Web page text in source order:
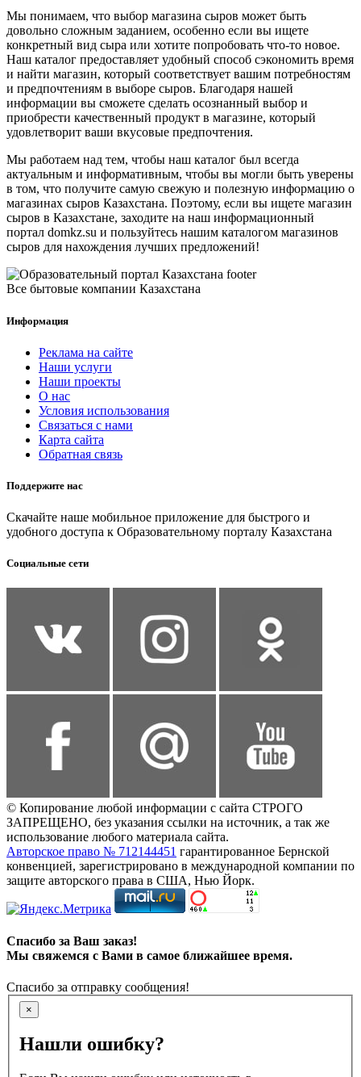
Мы понимаем, что выбор магазина сыров может быть
довольно сложным заданием, особенно если вы ищете
конкретный вид сыра или хотите попробовать что-то новое.
Наш каталог предоставляет удобный способ сэкономить время
и найти магазин, который соответствует вашим потребностям
и предпочтениям в выборе сыров. Благодаря нашей
информации вы сможете сделать осознанный выбор и
приобрести качественный продукт в магазине, который
удовлетворит ваши вкусовые предпочтения.
Мы работаем над тем, чтобы наш каталог был всегда
актуальным и информативным, чтобы вы могли быть уверены
в том, что получите самую свежую и полезную информацию о
магазинах сыров Казахстана. Поэтому, если вы ищете магазин
сыров в Казахстане, заходите на наш информационный
портал domkz.su и пользуйтесь нашим каталогом магазинов
сыров для нахождения лучших предложений!
Все бытовые компании Казахстана
Информация
Реклама на сайте
Наши услуги
Наши проекты
О нас
Условия использования
Связаться с нами
Карта сайта
Обратная связь
Поддержите нас
Скачайте наше мобильное приложение для быстрого и
удобного доступа к Образовательному порталу Казахстана
Социальные сети
© Копирование любой информации с сайта СТРОГО
ЗАПРЕЩЕНО, без указания ссылки на источник, а так же
использование любого материала сайта.
Авторское право № 712144451 гарантированное Бернской
конвенцией, зарегистрировано в международной компании по
защите авторского права в США, Нью Йорк.
Спасибо за Ваш заказ!
Мы свяжемся с Вами в самое ближайшее время.
Спасибо за отправку сообщения!
×
Нашли ошибку?